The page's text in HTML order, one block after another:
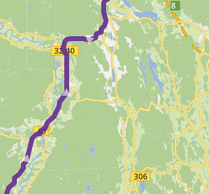
► ► ►